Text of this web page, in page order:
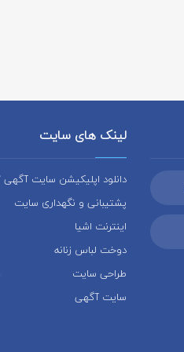
لینک های سایت
دانلود اپلیکیشن سایت آگهی 747
پشتیبانی و نگهداری سایت
اینترنت اشیا
دوخت لباس زنانه
طراحی سایت
سایت آگهی